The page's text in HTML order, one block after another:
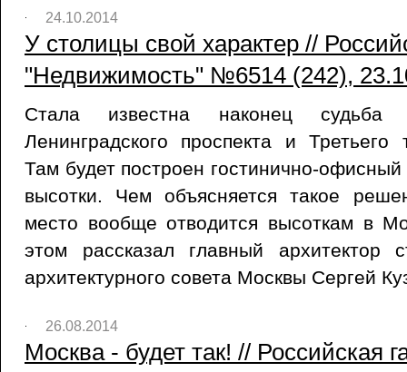
24.10.2014
У столицы свой характер //
"Недвижимость" №6514 (242),
Стала известна наконец
Ленинградского проспекта и Третьего
Там будет построен гостинично-
высотки. Чем объясняется такое
место вообще отводится высоткам в
этом рассказал главный архитектор
архитектурного совета Москвы Сергей
26.08.2014
Москва - будет так! // Российская